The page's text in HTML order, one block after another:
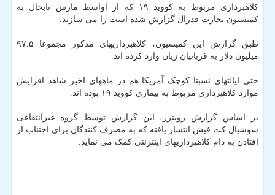
کلاهبرداری مربوط به کووید ۱۹ که از اواسط مارس تابحال به
کمیسیون تجارت فدرال گزارش شده است را می سازند.
طبق گزارش این کمیسیون، کلاهبرداریهای مذکور مجموعا ۹۷.۵
میلیون دلار به قربانیان زیان وارد کرده اند.
حتی ایالتهای نسبتا کوچک آمریکا هم در ماههای اخیر شاهد افزایش
موارد کلاهبرداری مربوط به بیماری کووید ۱۹ بوده اند.
بر اساس گزارش رویترز، این گزارش توسط گروه غیرانتقاعی
سوشیال کت فیش انتشار یافته که به مصرف کنندگان برای اجتناب از
افتادن به دام کلاهبرداریهای اینترنتی کمک می نماید.